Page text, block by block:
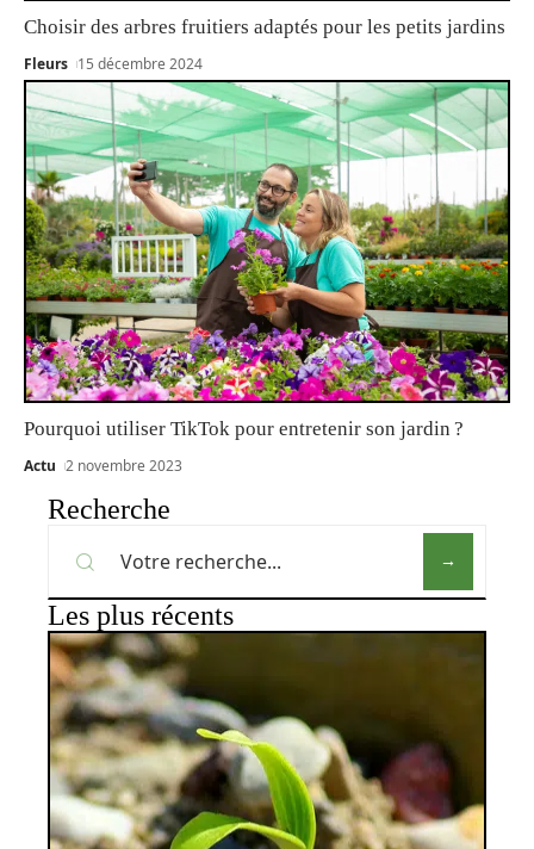
Choisir des arbres fruitiers adaptés pour les petits jardins
Fleurs 15 décembre 2024
Pourquoi utiliser TikTok pour entretenir son jardin ?
Actu 2 novembre 2023
Recherche
Les plus récents